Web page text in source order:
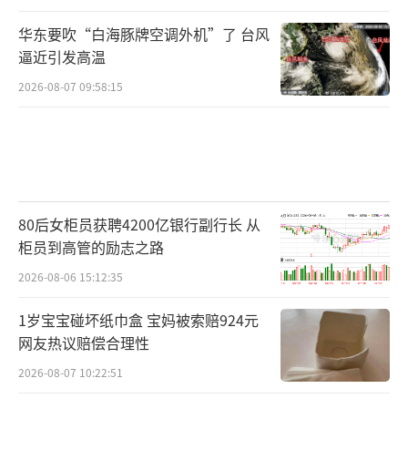
华东要吹“白海豚牌空调外机”了 台风
逼近引发高温
2026-08-07 09:58:15
80后女柜员获聘4200亿银行副行长 从
柜员到高管的励志之路
2026-08-06 15:12:35
1岁宝宝碰坏纸巾盒 宝妈被索赔924元
网友热议赔偿合理性
2026-08-07 10:22:51